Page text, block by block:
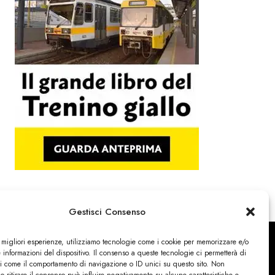
Gestisci Consenso
esperienze, utilizziamo tecnologie come i cookie per memorizzare e/o
informazioni del dispositivo. Il consenso a queste tecnologie ci permetterà di
come il comportamento di navigazione o ID unici su questo sito. Non